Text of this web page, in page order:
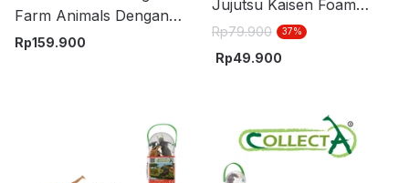
Farm Animals Dengan
Kotak Penyimpanan - Mix
Rp159.900
Jujutsu Kaisen Foam
Gravity Random
Rp79.900 37%
Rp49.900